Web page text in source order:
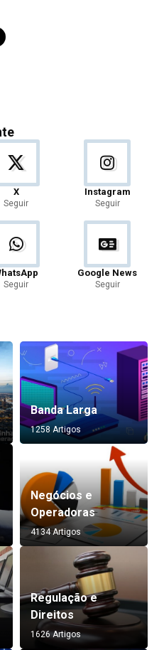
X
Seguir
Instagram
Seguir
Seguir
Google News
Seguir
Banda Larga
1258 Artigos
Negócios e
Operadoras
4134 Artigos
Regulação e
Direitos
1626 Artigos